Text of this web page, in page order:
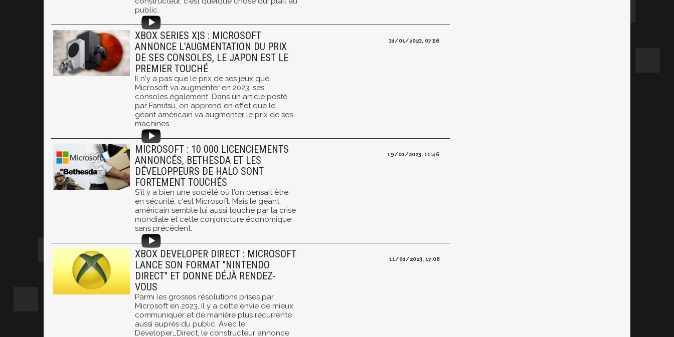
public.
XBOX SERIES X|S : MICROSOFT
ANNONCE L'AUGMENTATION DU PRIX
DE SES CONSOLES, LE JAPON EST LE
PREMIER TOUCHÉ
Il n'y a pas que le prix de ses jeux que
Microsoft va augmenter en 2023, ses
consoles également. Dans un article posté
par Famitsu, on apprend en effet que le
géant américain va augmenter le prix de ses
machines.
31/01/2023, 07:56
MICROSOFT : 10 000 LICENCIEMENTS
ANNONCÉS, BETHESDA ET LES
DÉVELOPPEURS DE HALO SONT
FORTEMENT TOUCHÉS
S'il y a bien une société où l'on pensait être
en sécurité, c'est Microsoft. Mais le géant
américain semble lui aussi touché par la crise
mondiale et cette conjoncture économique
sans précédent.
19/01/2023, 11:46
XBOX DEVELOPER DIRECT : MICROSOFT
LANCE SON FORMAT "NINTENDO
DIRECT" ET DONNE DÉJÀ RENDEZ-
VOUS
Parmi les grosses résolutions prises par
Microsoft en 2023, il y a cette envie de mieux
communiquer et de manière plus récurrente
aussi auprès du public. Avec le
Developer_Direct, le constructeur annonce
11/01/2023, 17:08